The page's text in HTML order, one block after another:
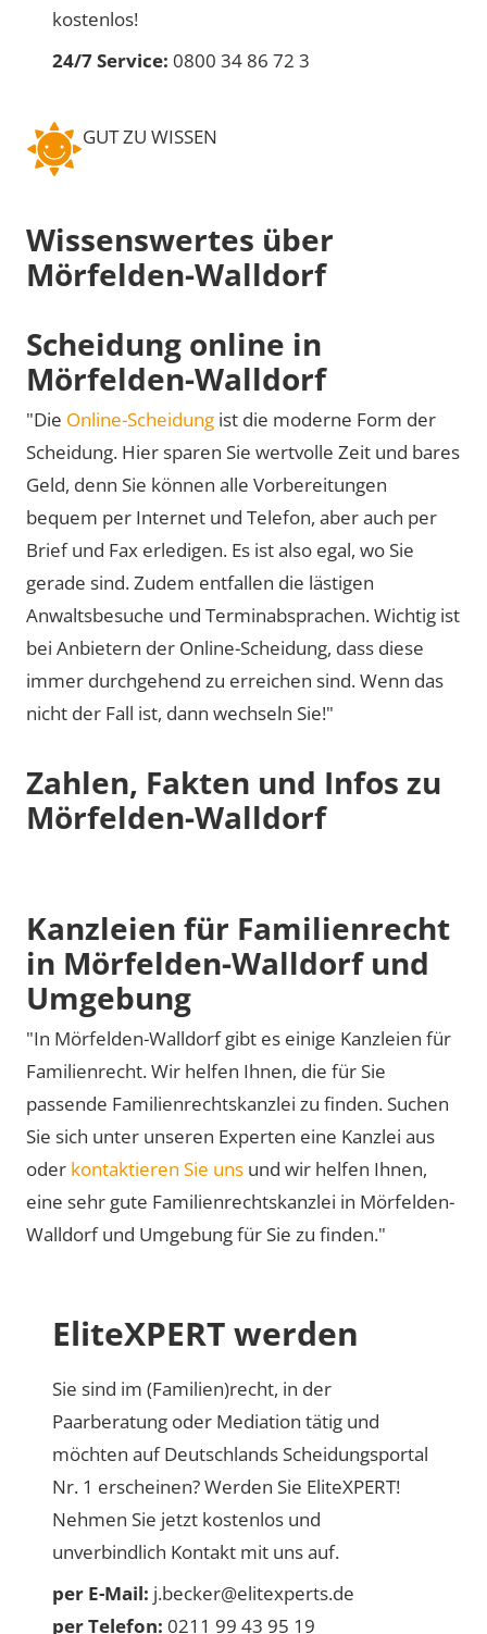
kostenlos!
24/7 Service: 0800 34 86 72 3
GUT ZU WISSEN
Wissenswertes über
Mörfelden-Walldorf
Scheidung online in
Mörfelden-Walldorf
"Die Online-Scheidung ist die moderne Form der
Scheidung. Hier sparen Sie wertvolle Zeit und bares
Geld, denn Sie können alle Vorbereitungen
bequem per Internet und Telefon, aber auch per
Brief und Fax erledigen. Es ist also egal, wo Sie
gerade sind. Zudem entfallen die lästigen
Anwaltsbesuche und Terminabsprachen. Wichtig ist
bei Anbietern der Online-Scheidung, dass diese
immer durchgehend zu erreichen sind. Wenn das
nicht der Fall ist, dann wechseln Sie!"
Zahlen, Fakten und Infos zu
Mörfelden-Walldorf
Kanzleien für Familienrecht
in Mörfelden-Walldorf und
Umgebung
"In Mörfelden-Walldorf gibt es einige Kanzleien für
Familienrecht. Wir helfen Ihnen, die für Sie
passende Familienrechtskanzlei zu finden. Suchen
Sie sich unter unseren Experten eine Kanzlei aus
oder kontaktieren Sie uns und wir helfen Ihnen,
eine sehr gute Familienrechtskanzlei in Mörfelden-
Walldorf und Umgebung für Sie zu finden."
EliteXPERT werden
Sie sind im (Familien)recht, in der
Paarberatung oder Mediation tätig und
möchten auf Deutschlands Scheidungsportal
Nr. 1 erscheinen? Werden Sie EliteXPERT!
Nehmen Sie jetzt kostenlos und
unverbindlich Kontakt mit uns auf.
per E-Mail: j.becker@elitexperts.de
per Telefon: 0211 99 43 95 19